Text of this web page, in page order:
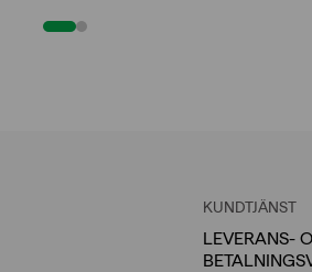
KUNDTJÄNST
LEVERANS-